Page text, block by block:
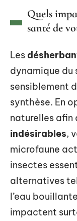
Quels
santé de
Les
dynamique du
sensiblement
synthèse. En
naturelles afin
indésirables,
microfaune
insectes
alternatives
l’eau
impactent